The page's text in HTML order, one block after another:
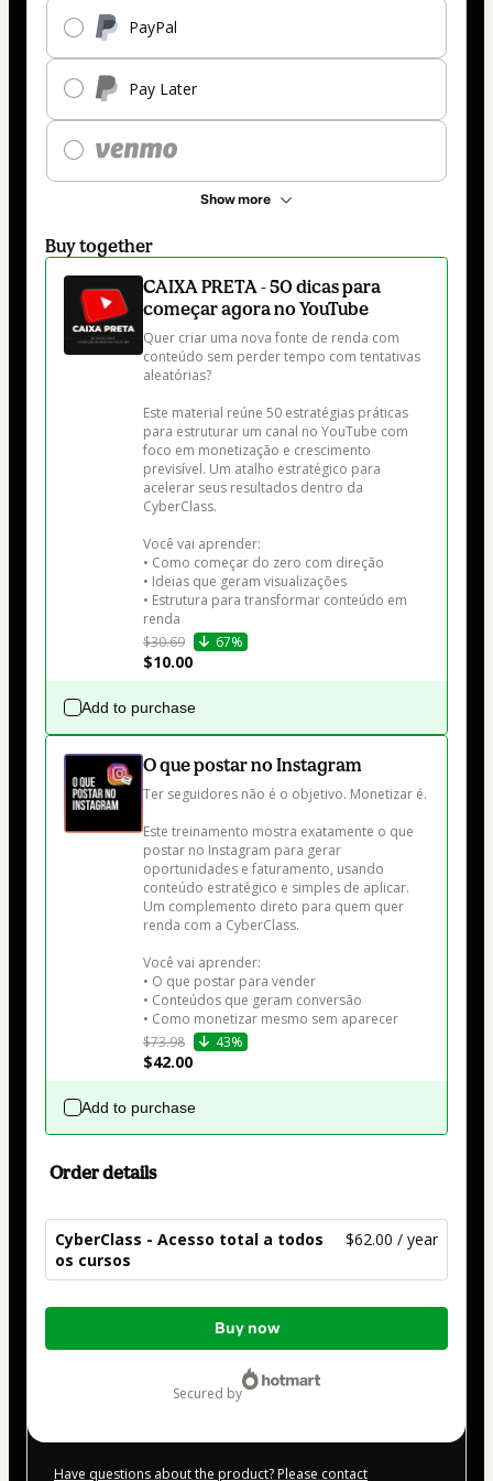
PayPal
Pay Later
Show more
Buy together
CAIXA PRETA - 50 dicas para
começar agora no YouTube
Quer criar uma nova fonte de renda com
conteúdo sem perder tempo com tentativas
aleatórias?
Este material reúne 50 estratégias práticas
para estruturar um canal no YouTube com
foco em monetização e crescimento
previsível. Um atalho estratégico para
acelerar seus resultados dentro da
CyberClass.
Você vai aprender:
• Como começar do zero com direção
• Ideias que geram visualizações
• Estrutura para transformar conteúdo em
renda
$30.69
67%
$10.00
Add to purchase
O que postar no Instagram
Ter seguidores não é o objetivo. Monetizar é.
Este treinamento mostra exatamente o que
postar no Instagram para gerar
oportunidades e faturamento, usando
conteúdo estratégico e simples de aplicar.
Um complemento direto para quem quer
renda com a CyberClass.
Você vai aprender:
• O que postar para vender
• Conteúdos que geram conversão
• Como monetizar mesmo sem aparecer
$73.98
43%
$42.00
Add to purchase
Order details
CyberClass - Acesso total a todos
os cursos
$62.00 / year
Total
Buy now
secured by
Have questions about the product? Please contact